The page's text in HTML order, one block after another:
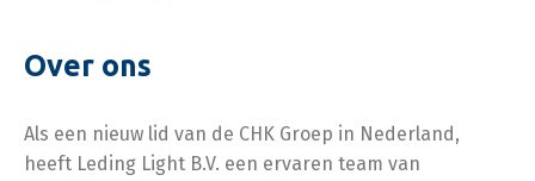
Over ons
Als een nieuw lid van de CHK Groep in Nederland,
heeft Leding Light B.V. een ervaren team van